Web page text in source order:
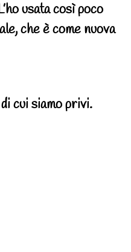
usata così poco
che è come nuova
cui siamo privi.